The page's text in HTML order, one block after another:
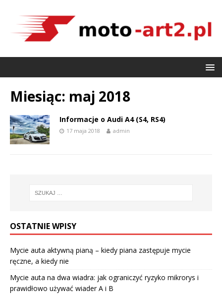
Miesiąc: maj 2018
Informacje o Audi A4 (S4, RS4)
17 maja 2018 admin
OSTATNIE WPISY
Mycie auta aktywną pianą – kiedy piana zastępuje mycie
ręczne, a kiedy nie
Mycie auta na dwa wiadra: jak ograniczyć ryzyko mikrorys i
prawidłowo używać wiader A i B